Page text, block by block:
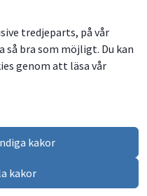
tredjeparts, på vår
bra som möjligt. Du kan
genom att läsa vår
kakor
kakor